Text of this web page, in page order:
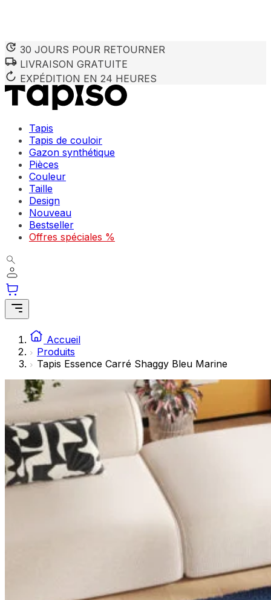
30 JOURS POUR RETOURNER
LIVRAISON GRATUITE
EXPÉDITION EN 24 HEURES
Tapis
Tapis de couloir
Gazon synthétique
Pièces
Couleur
Taille
Design
Nouveau
Bestseller
Offres spéciales %
Accueil
Produits
Tapis Essence Carré Shaggy Bleu Marine
Nous utilisons des cookies pour personnaliser le contenu
partenaires peuvent combiner ces informations avec
utilisation de leurs services.
Les cookies indispensables sont cruciaux pour les
Les cookies liés aux préférences permettent au site de
comme votre langue préférée ou la région dans laquelle
Les cookies marketing sont utilisés pour suivre les
engageantes pour l'utilisateur individuel et, par
Les cookies non classés sont des cookies qui sont en